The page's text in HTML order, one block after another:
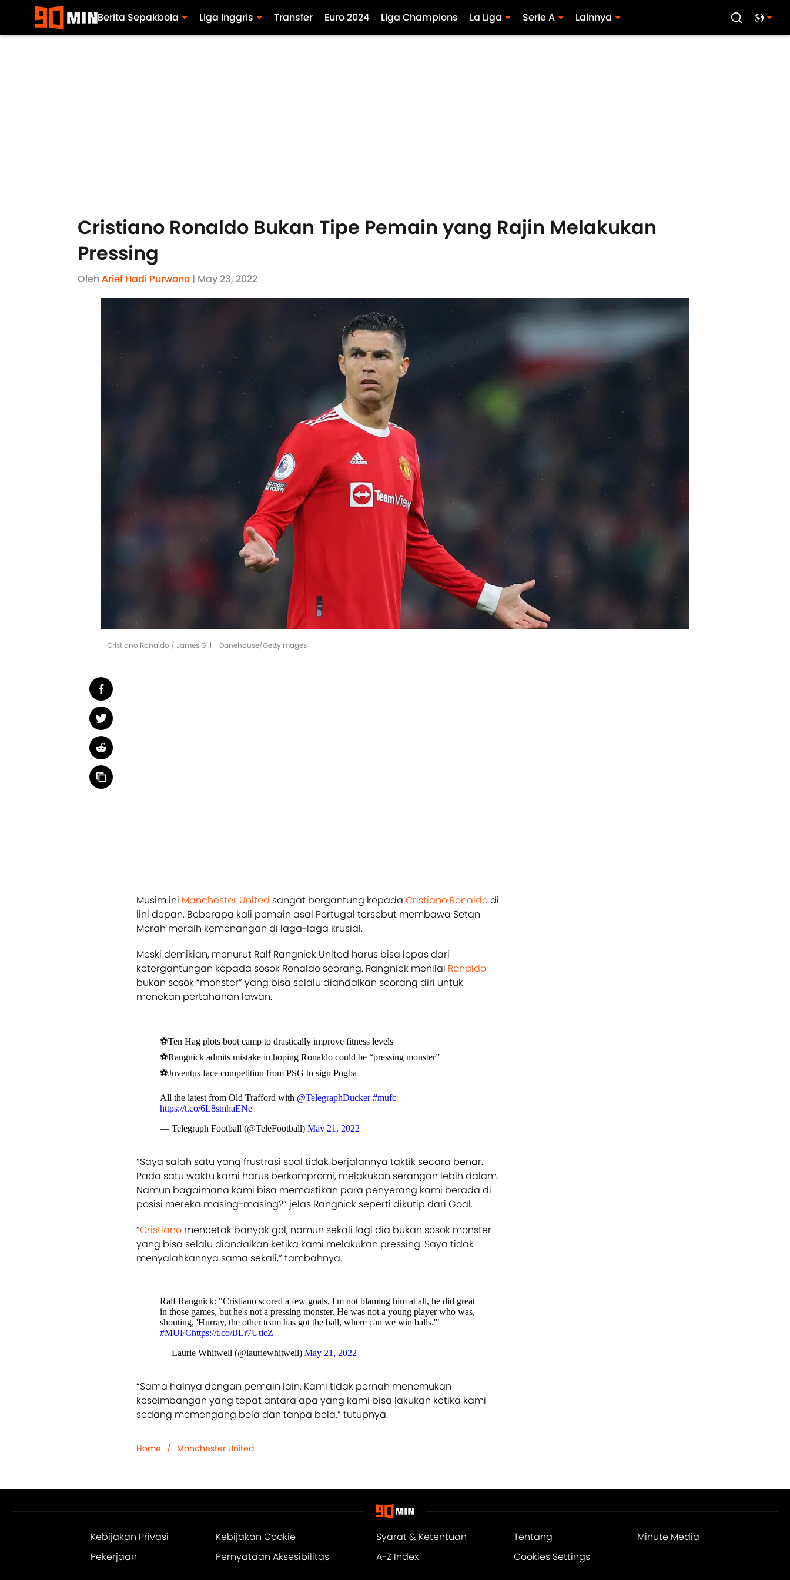
Berita Sepakbola Liga Inggris Transfer Euro 2024 Liga Champions La Liga Serie A Lainnya
Cristiano Ronaldo Bukan Tipe Pemain yang Rajin Melakukan
Pressing
OlehArief Hadi Purwono | May 23, 2022
Cristiano Ronaldo / James Gill - Danehouse/GettyImages
Musim ini Manchester United sangat bergantung kepada Cristiano Ronaldodi
lini depan. Beberapa kali pemain asal Portugal tersebut membawa Setan
Merah meraih kemenangan di laga-laga krusial.
Meski demikian, menurut Ralf Rangnick United harus bisa lepas dari
ketergantungan kepada sosok Ronaldo seorang. Rangnick menilai Ronaldo
bukan sosok “monster” yang bisa selalu diandalkan seorang diri untuk
menekan pertahanan lawan.
⚽Ten Hag plots boot camp to drastically improve fitness levels
⚽Rangnick admits mistake in hoping Ronaldo could be “pressing monster”
⚽Juventus face competition from PSG to sign Pogba
All the latest from Old Trafford with @TelegraphDucker #mufc
https://t.co/6L8smhaENe
— Telegraph Football (@TeleFootball) May 21, 2022
“Saya salah satu yang frustrasi soal tidak berjalannya taktik secara benar.
Pada satu waktu kami harus berkompromi, melakukan serangan lebih dalam.
Namun bagaimana kami bisa memastikan para penyerang kami berada di
posisi mereka masing-masing?” jelas Rangnick seperti dikutip dari Goal.
“Cristiano mencetak banyak gol, namun sekali lagi dia bukan sosok monster
yang bisa selalu diandalkan ketika kami melakukan pressing. Saya tidak
menyalahkannya sama sekali,” tambahnya.
Ralf Rangnick: "Cristiano scored a few goals, I'm not blaming him at all, he did great
in those games, but he's not a pressing monster. He was not a young player who was,
shouting, 'Hurray, the other team has got the ball, where can we win balls.'"
#MUFChttps://t.co/iJLr7UticZ
— Laurie Whitwell (@lauriewhitwell) May 21, 2022
“Sama halnya dengan pemain lain. Kami tidak pernah menemukan
keseimbangan yang tepat antara apa yang kami bisa lakukan ketika kami
sedang memengang bola dan tanpa bola,” tutupnya.
Home / Manchester United
Kebijakan Privasi Kebijakan Cookie Syarat & Ketentuan Tentang
Minute Media
Pekerjaan
Pernyataan Aksesibilitas A-Z Index Cookies Settings